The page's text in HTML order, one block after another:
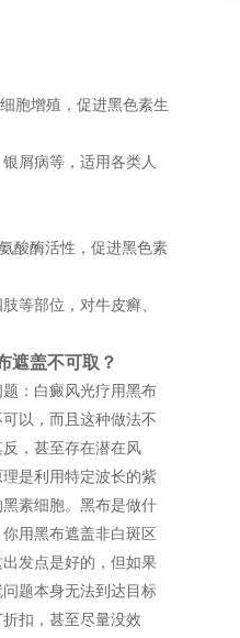
胞增殖，促进黑色素生
屑病等，适用各类人
酸酶活性，促进黑色素
等部位，对牛皮癣、
遮盖不可取？
：白癜风光疗用黑布
以，而且这种做法不
，甚至存在潜在风
是利用特定波长的紫
素细胞。黑布是做什
用黑布遮盖非白斑区
发点是好的，但如果
题本身无法到达目标
扣，甚至尽量没效